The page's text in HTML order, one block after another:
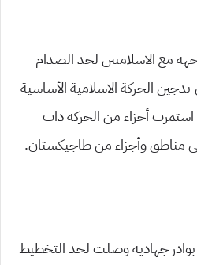
مع الاسلاميين لحد الصدام
الحركة الاسلامية الأساسية
أجزاء من الحركة ذات
مناطق وأجزاء من طاجيكستان.
بوادر جهادية وصلت لحد التخطيط